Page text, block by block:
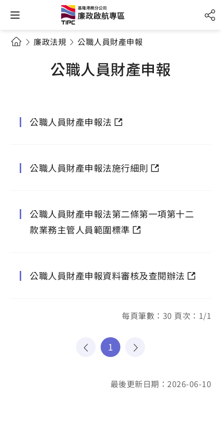
廉政法規 公職人員財產申報
公職人員財產申報
公職人員財產申報法
公職人員財產申報法施行細則
公職⼈員財產申報法第二條第一項第十二
款業務主管人員範圍標準
公職人員財產申報資料審核及查閱辦法
每頁筆數：30 頁次：1/1
1
最後更新日期：2026-06-10